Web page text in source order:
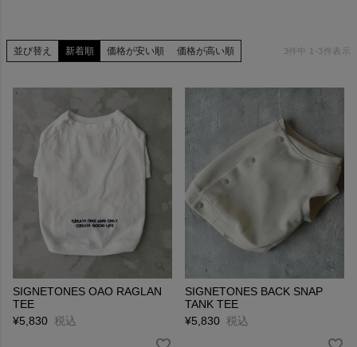
並び替え 新着順 価格が安い順 価格が高い順 3件中 1 -3 件表示
SIGNETONES OAO RAGLAN
TEE
¥5,830 税込
SIGNETONES BACK SNAP
TANK TEE
¥5,830 税込